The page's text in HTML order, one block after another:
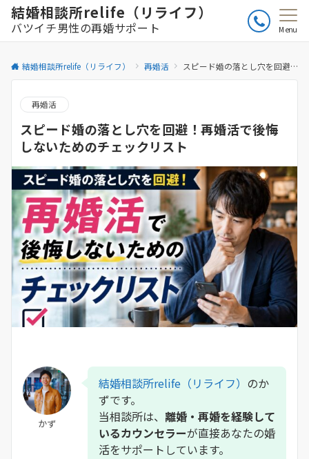
結婚相談所relife（リライフ）
バツイチ男性の再婚サポート Menu
結婚相談所relife（リライフ） 再婚活 スピード婚の落とし穴を回避！再婚活で後悔しないためのチェックリスト
再婚活
スピード婚の落とし穴を回避！再婚活で後悔
しないためのチェックリスト
かず
結婚相談所relife（リライフ） のか
ずです。
当相談所は、 離婚・再婚を経験して
いるカウンセラーが直接あなたの婚
活をサポートしています。